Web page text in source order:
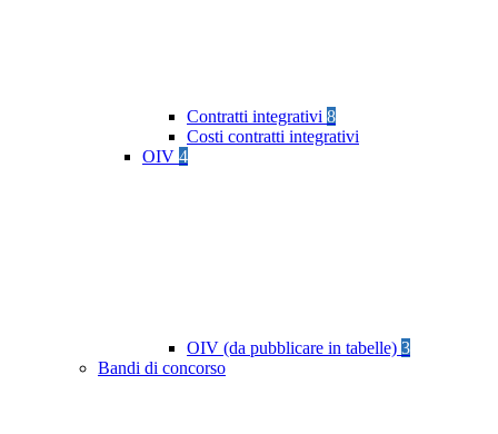
Contratti integrativi 8
Costi contratti integrativi
OIV 4
OIV (da pubblicare in tabelle) 3
Bandi di concorso